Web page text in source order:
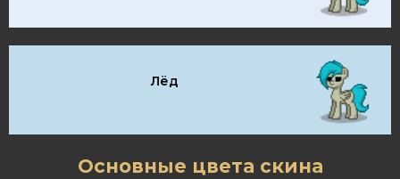
Лёд
Основные цвета скина